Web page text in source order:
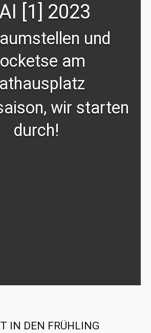
[1] 2023
und
am
wir starten
durch!
IN DEN FRÜHLING